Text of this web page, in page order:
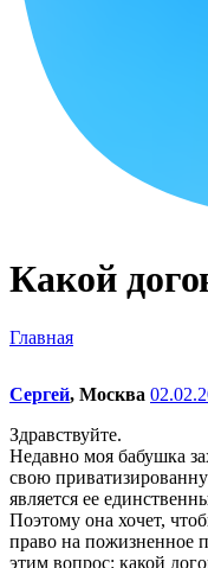
Какой
Главная
Сергей, Москва
Здравствуйте.
Недавно моя бабушка
свою
является ее
Поэтому она хочет,
право на пожизненное
этим вопрос: какой